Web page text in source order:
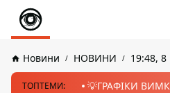
Новини НОВИНИ 19:48, 8
ТОПТЕМИ: 💡ГРАФІКИ